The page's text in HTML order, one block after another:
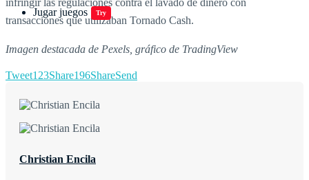
Jugar juegos Try
infringir las regulaciones contra el lavado de dinero con
transacciones que utilizaban Tornado Cash.
Imagen destacada de Pexels, gráfico de TradingView
Tweet123Share196ShareSend
Christian Encila